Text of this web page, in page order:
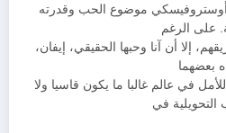
موضوع الحب وقدرته
على الرغم
إلا أن آنا وحبها الحقيقي، إيفان،
بعضهما
في عالم غالبا ما يكون قاسيا ولا
في